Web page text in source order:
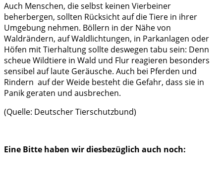
Auch Menschen, die selbst keinen Vierbeiner
beherbergen, sollten Rücksicht auf die Tiere in ihrer
Umgebung nehmen. Böllern in der Nähe von
Waldrändern, auf Waldlichtungen, in Parkanlagen oder
Höfen mit Tierhaltung sollte deswegen tabu sein: Denn
scheue Wildtiere in Wald und Flur reagieren besonders
sensibel auf laute Geräusche. Auch bei Pferden und
Rindern auf der Weide besteht die Gefahr, dass sie in
Panik geraten und ausbrechen.
(Quelle: Deutscher Tierschutzbund)
Eine Bitte haben wir diesbezüglich auch noch: